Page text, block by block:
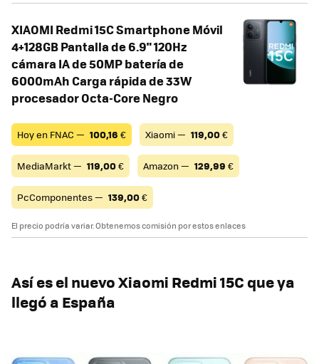
XIAOMI Redmi 15C Smartphone Móvil
4+128GB Pantalla de 6.9" 120Hz
cámara IA de 50MP batería de
6000mAh Carga rápida de 33W
procesador Octa-Core Negro
Hoy en FNAC — 100,16 € Xiaomi — 119,00€
MediaMarkt — 119,00€ Amazon — 129,99 €
PcComponentes — 139,00€
El precio podría variar. Obtenemos comisión por estos enlaces
Así es el nuevo Xiaomi Redmi 15C que ya
llegó a España